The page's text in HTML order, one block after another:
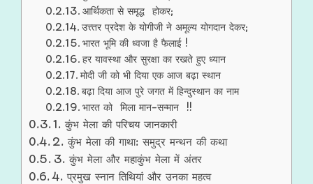
आर्थिकता से समृद्ध होकर;
उत्त्तर प्रदेश के योगीजी ने अमूल्य योगदान देकर;
भारत भूमि की ध्वजा है फैलाई !
हर यावस्था और सुरक्षा का रखते हुए ध्यान
मोदी जी को भी दिया एक आज बढ़ा स्थान
बढ़ा दिया आज पुरे जगत में हिन्दुस्थान का नाम
भारत को मिला मान-सन्मान !!
1. कुंभ मेला की परिचय जानकारी
2. कुंभ मेला की गाथा: समुद्र मन्थन की कथा
3. कुंभ मेला और महाकुंभ मेला में अंतर
4. प्रमुख स्नान तिथियां और उनका महत्व